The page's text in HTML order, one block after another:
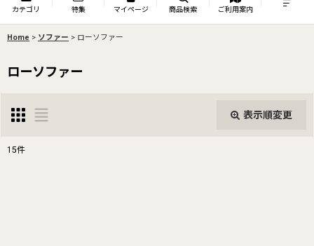
カテゴリ 特集 マイページ 商品検索 ご利用案内
Home > ソファー > ローソファー
ローソファー
表示順変更
15件